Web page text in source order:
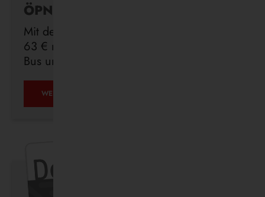
ÖPNV ist, was ihr draus macht.
Mit dem Deutschlandticket sind Sie für
63 € monatlich in ganz Deutschland mit
Bus und Bahn unterwegs.
WEITERLESEN …